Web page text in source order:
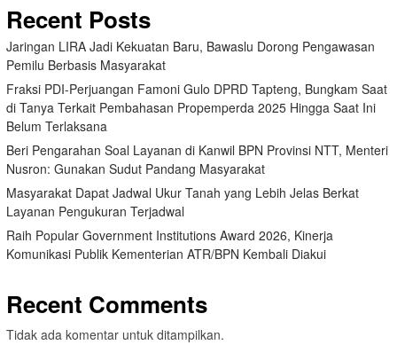
Recent Posts
Jaringan LIRA Jadi Kekuatan Baru, Bawaslu Dorong Pengawasan
Pemilu Berbasis Masyarakat
Fraksi PDI-Perjuangan Famoni Gulo DPRD Tapteng, Bungkam Saat
di Tanya Terkait Pembahasan Propemperda 2025 Hingga Saat Ini
Belum Terlaksana
Beri Pengarahan Soal Layanan di Kanwil BPN Provinsi NTT, Menteri
Nusron: Gunakan Sudut Pandang Masyarakat
Masyarakat Dapat Jadwal Ukur Tanah yang Lebih Jelas Berkat
Layanan Pengukuran Terjadwal
Raih Popular Government Institutions Award 2026, Kinerja
Komunikasi Publik Kementerian ATR/BPN Kembali Diakui
Recent Comments
Tidak ada komentar untuk ditampilkan.